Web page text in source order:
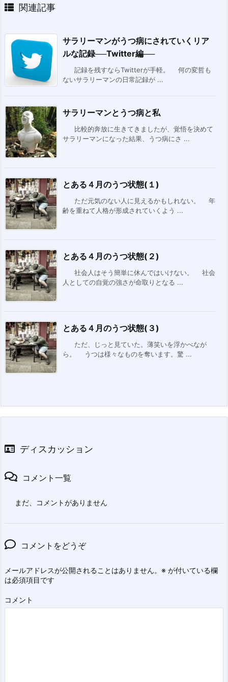
関連記事
サラリーマンがうつ病にされていくリア
ルな記録──Twitter編──
記録を残すならTwitterが手軽。 何の変哲も
ないサラリーマンの日常記録が ...
サラリーマンとうつ病と私
比較的奔放に生きてきましたが、覚悟を決めて
サラリーマンになった結果、うつ病にさ ...
とある４月のうつ状態(１)
ただ元気のない人に見えるかもしれない。 年
齢を重ねて人格が形成されていくよう ...
とある４月のうつ状態(２)
社会人はそう簡単に休んではいけない。 社会
人としての自覚の強さが命取りとなる ...
とある４月のうつ状態(３)
ただ、じっと見ていた。薄笑いを浮かべなが
ら。 うつは様々なものを奪います。驚 ...
ディスカッション
コメント一覧
まだ、コメントがありません
コメントをどうぞ
メールアドレスが公開されることはありません。 ※ が付いている欄
は必須項目です
コメント